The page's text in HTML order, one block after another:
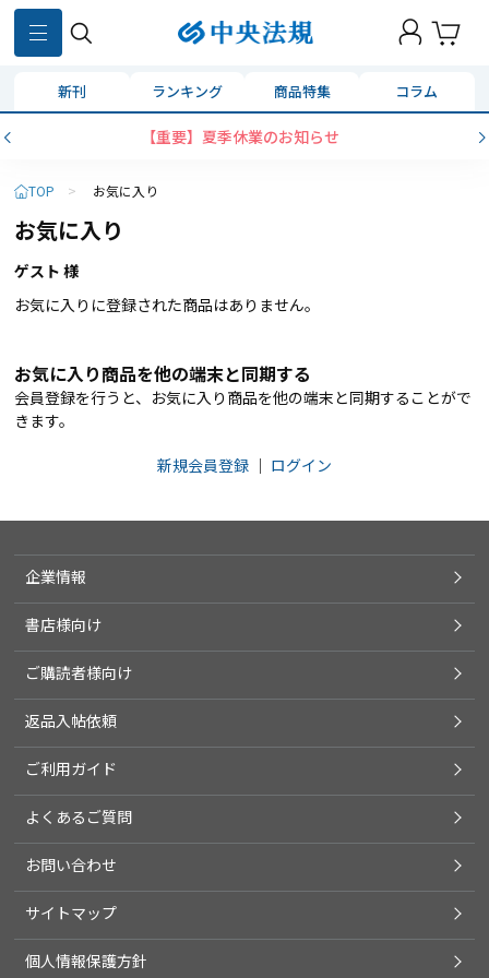
新刊 ランキング 商品特集 コラム
【重要】夏季休業のお知らせ
TOP > お気に入り
お気に入り
ゲスト 様
お気に入りに登録された商品はありません。
お気に入り商品を他の端末と同期する
会員登録を行うと、お気に入り商品を他の端末と同期することがで
きます。
新規会員登録 ｜ ログイン
企業情報
書店様向け
ご購読者様向け
返品入帖依頼
ご利用ガイド
よくあるご質問
お問い合わせ
サイトマップ
個人情報保護方針